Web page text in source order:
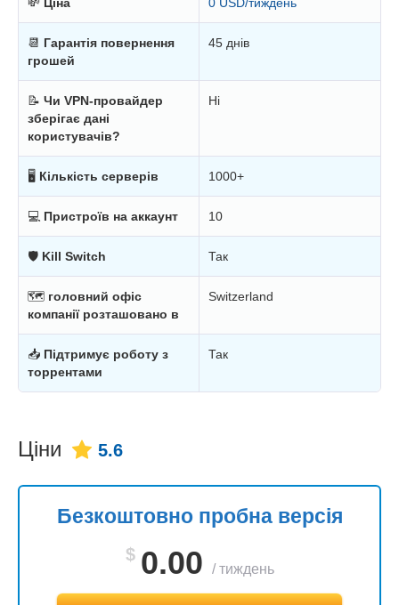
💸 Ціна 0 USD/тиждень
📆 Гарантія повернення
грошей
45 днів
📝 Чи VPN-провайдер
зберігає дані
користувачів?
Ні
🖥 Кількість серверів 1000+
💻 Пристроїв на аккаунт 10
🛡 Kill Switch Так
🗺 головний офіс
компанії розташовано в
Switzerland
📥 Підтримує роботу з
торрентами
Так
Ціни 5.6
Безкоштовно пробна версія
$ 0.00 /тиждень